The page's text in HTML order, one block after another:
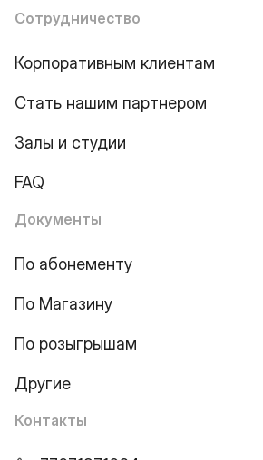
Сотрудничество
Корпоративным клиентам
Стать нашим партнером
Залы и студии
FAQ
Документы
По абонементу
По Магазину
По розыгрышам
Другие
Контакты